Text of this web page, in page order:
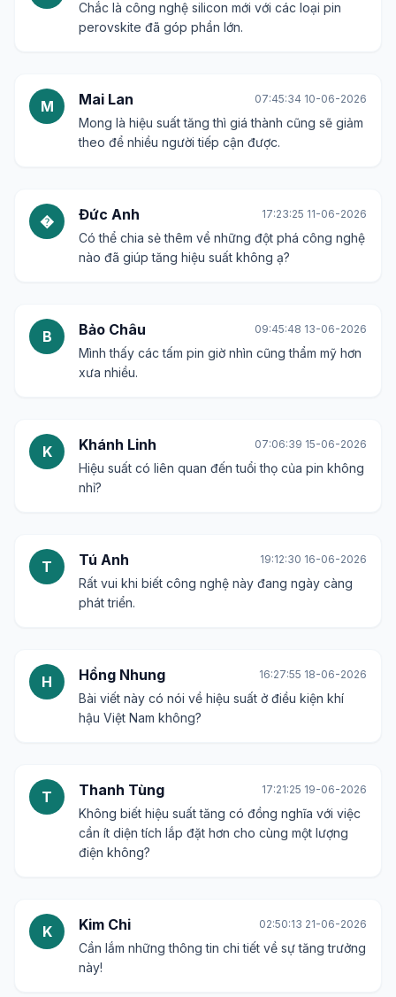
Chắc là công nghệ silicon mới với các loại pin
perovskite đã góp phần lớn.
M Mai Lan 07:45:34 10-06-2026
Mong là hiệu suất tăng thì giá thành cũng sẽ giảm
theo để nhiều người tiếp cận được.
� Đức Anh 17:23:25 11-06-2026
Có thể chia sẻ thêm về những đột phá công nghệ
nào đã giúp tăng hiệu suất không ạ?
B Bảo Châu 09:45:48 13-06-2026
Mình thấy các tấm pin giờ nhìn cũng thẩm mỹ hơn
xưa nhiều.
K Khánh Linh 07:06:39 15-06-2026
Hiệu suất có liên quan đến tuổi thọ của pin không
nhỉ?
T Tú Anh 19:12:30 16-06-2026
Rất vui khi biết công nghệ này đang ngày càng
phát triển.
H Hồng Nhung 16:27:55 18-06-2026
Bài viết này có nói về hiệu suất ở điều kiện khí
hậu Việt Nam không?
T Thanh Tùng 17:21:25 19-06-2026
Không biết hiệu suất tăng có đồng nghĩa với việc
cần ít diện tích lắp đặt hơn cho cùng một lượng
điện không?
K Kim Chi 02:50:13 21-06-2026
Cần lắm những thông tin chi tiết về sự tăng trưởng
này!